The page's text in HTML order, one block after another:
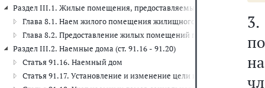
Раздел III.1. Жилые помещения, предоставляемые по договорам
Глава 8.1. Наем жилого помещения жилищного фонда
Глава 8.2. Предоставление жилых помещений по договорам
Раздел III.2. Наемные дома (ст. 91.16 - 91.20)
Статья 91.16. Наемный дом
Статья 91.17. Установление и изменение цели использования